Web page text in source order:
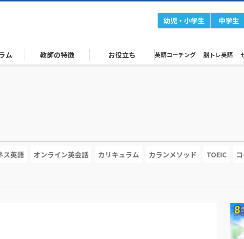
幼児・小学生 中学生
ム 教師の特徴 お役立ち 英語コーチング 脳トレ英語
ス英語 オンライン英会話 カリキュラム カランメソッド TOEIC